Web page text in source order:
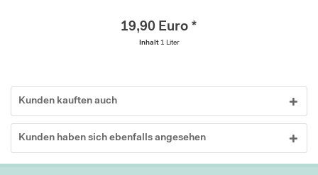
19,90 Euro *
Inhalt 1 Liter
Kunden kauften auch
Kunden haben sich ebenfalls angesehen